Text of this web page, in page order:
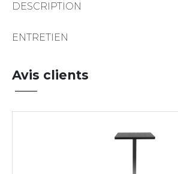
DESCRIPTION
ENTRETIEN
Avis clients